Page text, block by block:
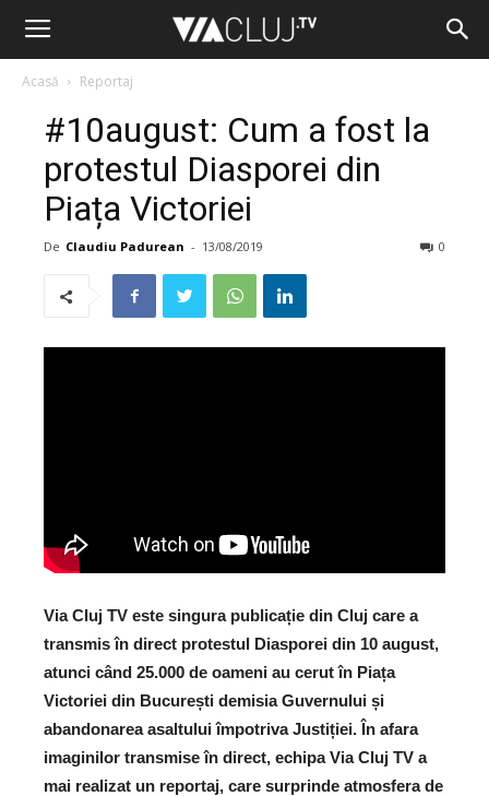
Acasă Reportaj
#10august: Cum a fost la
protestul Diasporei din
Piața Victoriei
De Claudiu Padurean - 13/08/2019 0
Via Cluj TV este singura publicație din Cluj care a
transmis în direct protestul Diasporei din 10 august,
atunci când 25.000 de oameni au cerut în Piața
Victoriei din București demisia Guvernului și
abandonarea asaltului împotriva Justiției. În afara
imaginilor transmise în direct, echipa Via Cluj TV a
mai realizat un reportaj, care surprinde atmosfera de